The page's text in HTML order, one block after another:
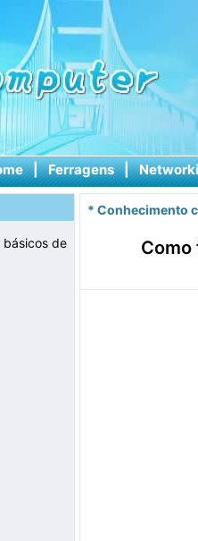
| Ferragens |
básicos de
* Conhecimento